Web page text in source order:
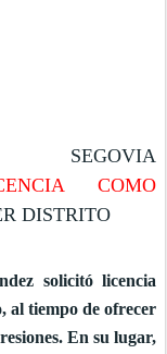
SEGOVIA
COMO
DISTRITO
solicitó licencia
al tiempo de ofrecer
En su lugar,